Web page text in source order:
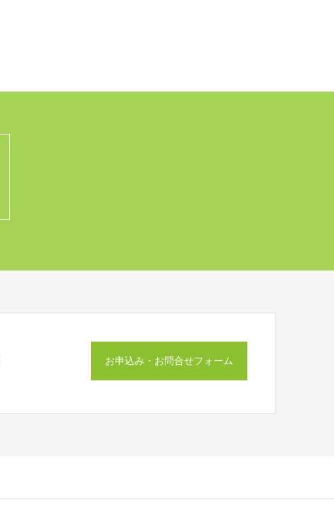
お申込み・お問合せフォーム